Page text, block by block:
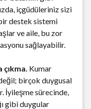
içgüdüleriniz sizi
destek sistemi
ve aile, bu zor
sağlayabilir.
Kumar
birçok duygusal
İyileşme sürecinde,
gibi duygular